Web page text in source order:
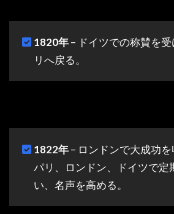
1820年– ドイツでの称賛を
リへ戻る。
1822年– ロンドンで大成功
パリ、ロンドン、ドイツで定
い、名声を高める。